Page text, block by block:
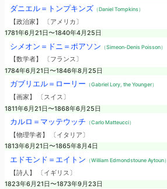
ダニエル＝トンプキンズ （Daniel Tompkins）
【政治家】 〔アメリカ〕
1781年6月21日〜1840年4月25日
シメオン＝ドニ＝ポアソン （Simeon-Denis Poisson）
【数学者】 〔フランス〕
1784年6月21日〜1846年8月25日
ガブリエル＝ローリー （Gabriel Lory, the Younger）
【画家】 〔スイス〕
1811年6月21日〜1868年6月25日
カルロ＝マッテウッチ （Carlo Matteucci）
【物理学者】 〔イタリア〕
1813年6月21日〜1865年8月4日
エドモンド＝エイトン （William Edmondstoune Aytoun）
【詩人】 〔イギリス〕
1823年6月21日〜1873年9月23日